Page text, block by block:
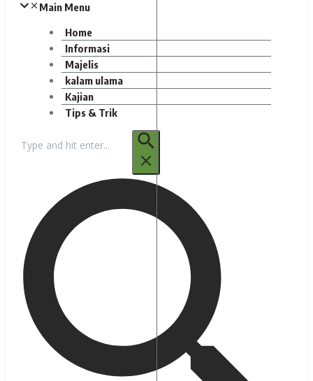
Main Menu
Home
Informasi
Majelis
kalam ulama
Kajian
Tips & Trik
untuk: